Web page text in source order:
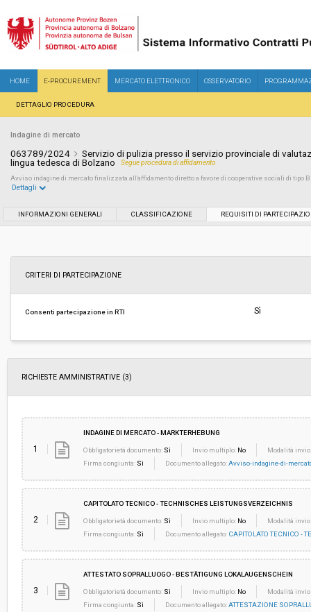
HOME E-PROCUREMENT MERCATO ELETTRONICO OSSERVATORIO
DETTAGLIO PROCEDURA
Indagine di mercato
063789/2024
Servizio di pulizia presso il servizio provinciale di
lingua tedesca di Bolzano
Segue procedura di affidamento
Avviso indagine di mercato finalizzata all'affidamento diretto a favore di cooperative sociali di tipo
Svolgimento:
Importo a base di gara soggetto a
Dettagli
INFORMAZIONI GENERALI CLASSIFICAZIONE REQUISITI DI
CRITERI DI PARTECIPAZIONE
Consenti partecipazione in RTI Sì
RICHIESTE AMMINISTRATIVE (3)
1
INDAGINE DI MERCATO - MARKTERHEBUNG
Obbligatorietà documento: Sì Invio multiplo: No
Modalità
Firma congiunta: Sì Documento allegato:Avviso-indagine-di-
2
CAPITOLATO TECNICO - TECHNISCHES LEISTUNGSVERZEICHNIS
Obbligatorietà documento: Sì Invio multiplo: No
Modalità
Firma congiunta: Sì Documento allegato: CAPITOLATO TECNICO -
3
ATTESTATO SOPRALLUOGO - BESTÄTIGUNG LOKALAUGENSCHEIN
Obbligatorietà documento: Sì Invio multiplo: No
Modalità
Firma congiunta: Sì Documento allegato:ATTESTAZIONE